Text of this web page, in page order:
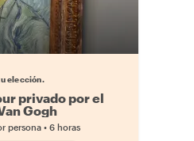
elección.
privado por el
Gogh
persona• 6 horas